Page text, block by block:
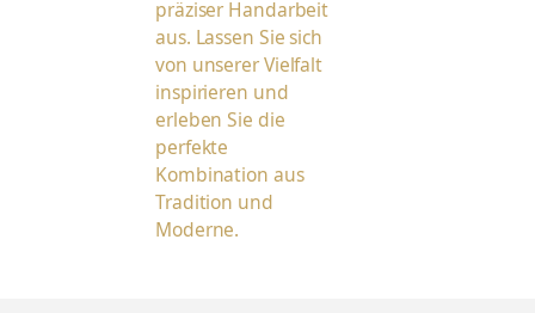
präziser Handarbeit
aus. Lassen Sie sich
von unserer Vielfalt
inspirieren und
erleben Sie die
perfekte
Kombination aus
Tradition und
Moderne.